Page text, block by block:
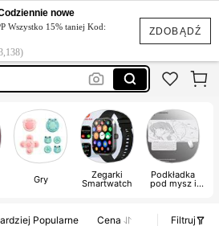
ZDOBĄDŹ
nowe
Wszystko 15% taniej Kod:
Gry Zegarki
Smartwatch
Podkładka
pod mysz i
Popularne Cena
Filtruj